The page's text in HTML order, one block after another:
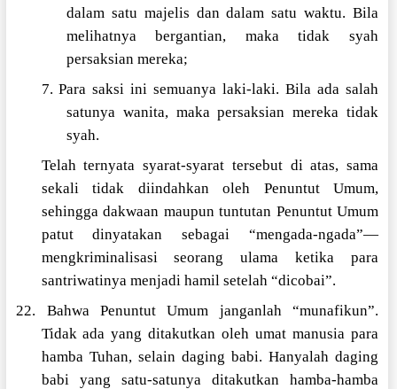
dalam satu majelis dan dalam satu waktu. Bila
melihatnya bergantian, maka tidak syah
persaksian mereka;
7. Para saksi ini semuanya laki-laki. Bila ada salah
satunya wanita, maka persaksian mereka tidak
syah.
Telah ternyata syarat-syarat tersebut di atas, sama
sekali tidak diindahkan oleh Penuntut Umum,
sehingga dakwaan maupun tuntutan Penuntut Umum
patut dinyatakan sebagai “mengada-ngada”—
mengkriminalisasi seorang ulama ketika para
santriwatinya menjadi hamil setelah “dicobai”.
22. Bahwa Penuntut Umum janganlah “munafikun”.
Tidak ada yang ditakutkan oleh umat manusia para
hamba Tuhan, selain daging babi. Hanyalah daging
babi yang satu-satunya ditakutkan hamba-hamba